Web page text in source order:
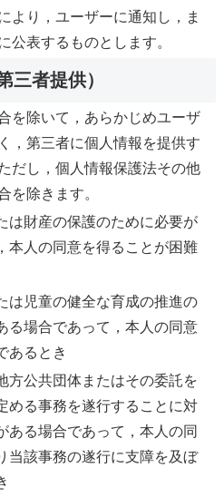
より，ユーザーに通知し，ま
公表するものとします。
三者提供）
を除いて，あらかじめユーザ
，第三者に個人情報を提供す
だし，個人情報保護法その他
を除きます。
は財産の保護のために必要が
本人の同意を得ることが困難
は児童の健全な育成の推進の
る場合であって，本人の同意
あるとき
方公共団体またはその委託を
める事務を遂行することに対
ある場合であって，本人の同
当該事務の遂行に支障を及ぼ